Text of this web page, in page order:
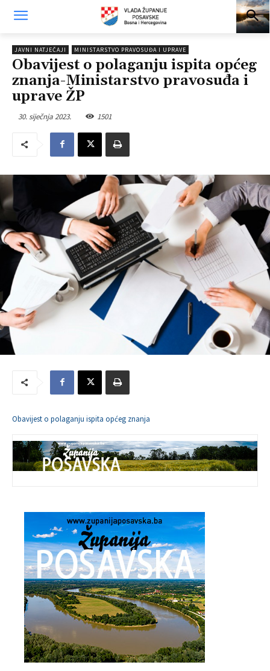
JAVNI NATJEČAJI MINISTARSTVO PRAVOSUĐA I UPRAVE
Obavijest o polaganju ispita općeg
znanja-Ministarstvo pravosuđa i
uprave ŽP
30. siječnja 2023. 1501
Obavijest o polaganju ispita općeg znanja